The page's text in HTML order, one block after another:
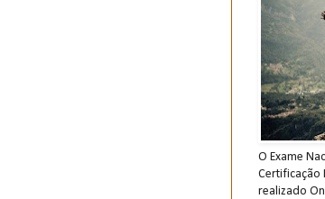
O Exame
Certificação
realizado